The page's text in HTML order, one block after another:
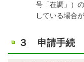
号「在調」）の届出
している場合が対
３ 申請手続